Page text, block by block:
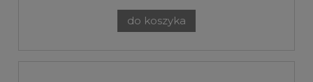
do koszyka